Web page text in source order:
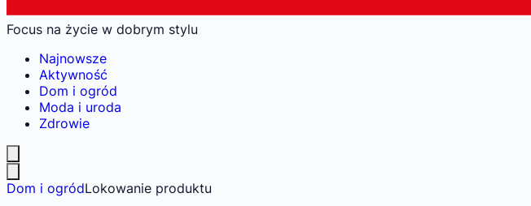
Focus na życie w dobrym stylu
Najnowsze
Aktywność
Dom i ogród
Moda i uroda
Zdrowie
Dom i ogródLokowanie produktu